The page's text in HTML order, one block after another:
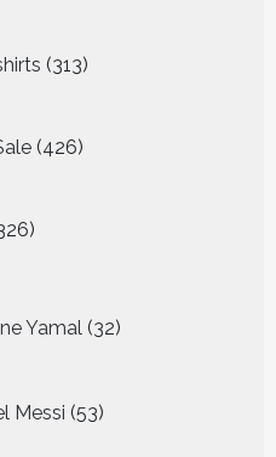
313
producten
426
426
producten
producten
Yamal 32
producten
Messi 53
producten